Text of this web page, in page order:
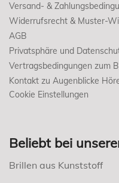
Versand- &
Widerrufsrecht & Muster-
AGB
Privatsphäre und
Vertragsbedingungen zum
Kontakt zu Augenblicke
Cookie Einstellungen
Beliebt bei
Brillen aus Kunststoff